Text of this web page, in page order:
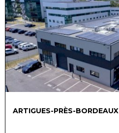
ARTIGUES-PRÈS-BORDEAUX